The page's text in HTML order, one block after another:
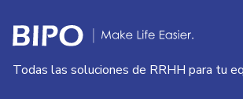
Todas las soluciones de RRHH para tu